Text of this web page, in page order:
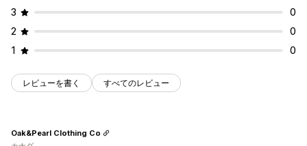
3
0
2
0
1
0
レビューを書く すべてのレビュー
Oak&Pearl Clothing Co